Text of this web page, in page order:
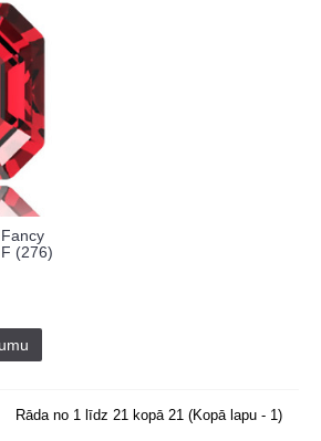
(276)
Rāda no 1 līdz 21 kopā 21 (Kopā lapu - 1)